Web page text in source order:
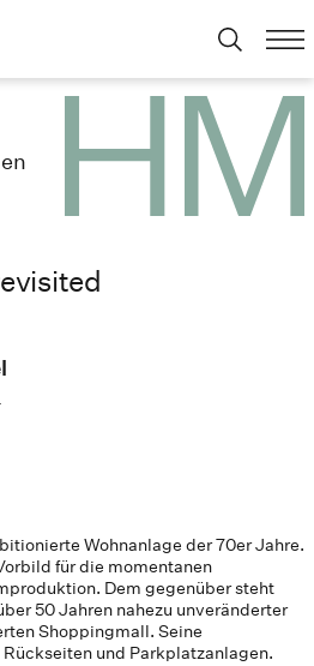
Wohnanlage der 70er Jahre.
für die momentanen
Dem gegenüber steht
50 Jahren nahezu unveränderter
Shoppingmall. Seine
und Parkplatzanlagen.